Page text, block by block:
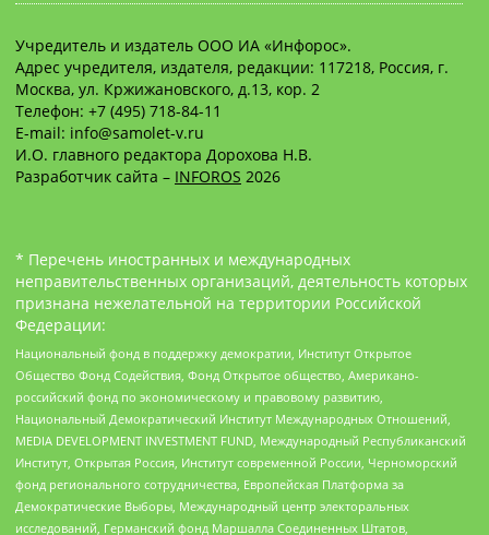
Учредитель и издатель ООО ИА «Инфорос».
Адрес учредителя, издателя, редакции: 117218, Россия, г.
Москва, ул. Кржижановского, д.13, кор. 2
Телефон: +7 (495) 718-84-11
E-mail: info@samolet-v.ru
И.О. главного редактора Дорохова Н.В.
Разработчик сайта – INFOROS 2026
* Перечень иностранных и международных
неправительственных организаций, деятельность которых
признана нежелательной на территории Российской
Федерации:
Национальный фонд в поддержку демократии, Институт Открытое
Общество Фонд Содействия, Фонд Открытое общество, Американо-
российский фонд по экономическому и правовому развитию,
Национальный Демократический Институт Международных Отношений,
MEDIA DEVELOPMENT INVESTMENT FUND, Международный Республиканский
Институт, Открытая Россия, Институт современной России, Черноморский
фонд регионального сотрудничества, Европейская Платформа за
Демократические Выборы, Международный центр электоральных
исследований, Германский фонд Маршалла Соединенных Штатов,